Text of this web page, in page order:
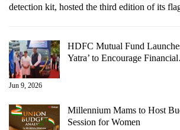
detection kit, hosted the third edition of its
HDFC Mutual Fund
Yatra’ to Encourage
Jun 9, 2026
Millennium Mams to Host
Session for Women